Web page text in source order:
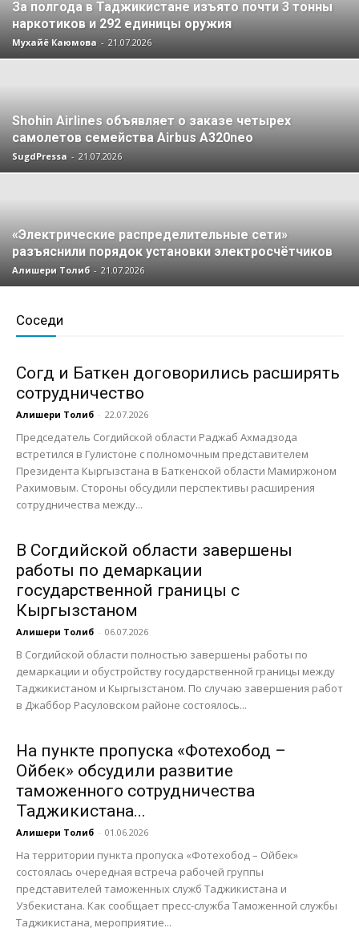
За полгода в Таджикистане изъято почти 3 тонны
наркотиков и 292 единицы оружия
Мухайё Каюмова - 21.07.2026
Shohin Airlines объявляет о заказе четырех
самолетов семейства Airbus A320neo
SugdPressa - 21.07.2026
«Электрические распределительные сети»
разъяснили порядок установки электросчётчиков
Алишери Толиб - 21.07.2026
Соседи
Согд и Баткен договорились расширять
сотрудничество
Алишери Толиб - 22.07.2026
Председатель Согдийской области Раджаб Ахмадзода
встретился в Гулистоне с полномочным представителем
Президента Кыргызстана в Баткенской области Мамиржоном
Рахимовым. Стороны обсудили перспективы расширения
сотрудничества между...
В Согдийской области завершены
работы по демаркации
государственной границы с
Кыргызстаном
Алишери Толиб - 06.07.2026
В Согдийской области полностью завершены работы по
демаркации и обустройству государственной границы между
Таджикистаном и Кыргызстаном. По случаю завершения работ
в Джаббор Расуловском районе состоялось...
На пункте пропуска «Фотехобод –
Ойбек» обсудили развитие
таможенного сотрудничества
Таджикистана...
Алишери Толиб - 01.06.2026
На территории пункта пропуска «Фотехобод – Ойбек»
состоялась очередная встреча рабочей группы
представителей таможенных служб Таджикистана и
Узбекистана. Как сообщает пресс-служба Таможенной службы
Таджикистана, мероприятие...